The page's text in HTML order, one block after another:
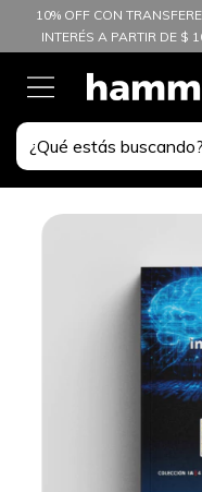
10% OFF CON
INTERÉS A PARTIR DE $